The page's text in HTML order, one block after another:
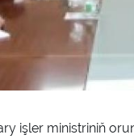
işler ministriniň